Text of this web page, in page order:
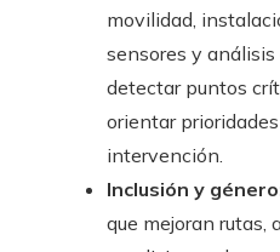
movilidad,
sensores y
detectar puntos
orientar
intervención.
Inclusión y
que mejoran rutas,